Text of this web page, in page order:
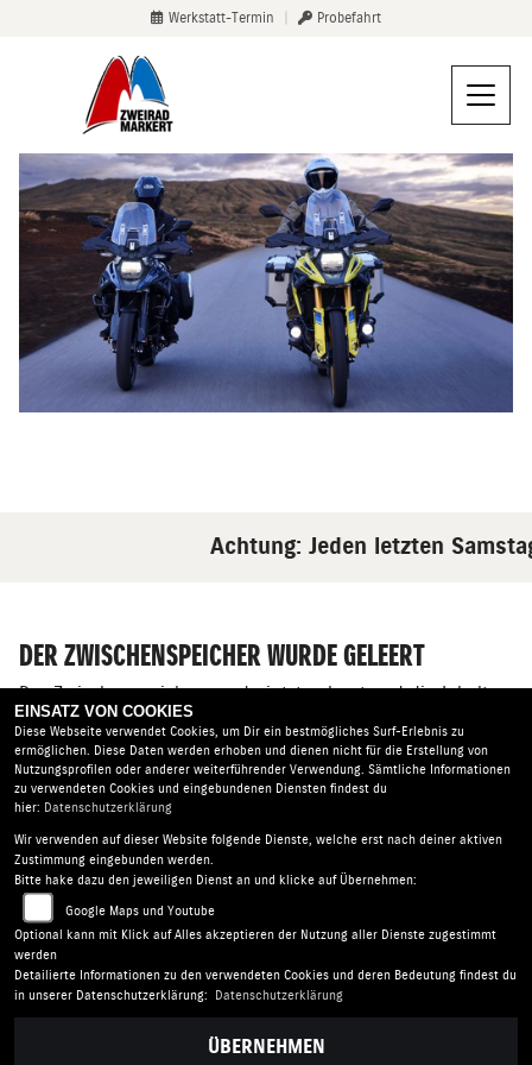
Werkstatt-Termin Probefahrt
Achtung: Jeden letzten
DER ZWISCHENSPEICHER WURDE GELEERT
Der Zwischenspeicher wurde jetzt geleert und die Inhalte
aus der Datenbank neu geladen.
Zweirad Markert |Chemnitzer Str. 24 | 09224 Chemnitz -
Grüna | Deutschland
AGB |Impressum
Barrierefreiheit |Batterieverordnung
EINSATZ VON COOKIES
Diese Webseite verwendet Cookies, um Dir ein bestmögliches Surf-Erlebnis zu
ermöglichen. Diese Daten werden erhoben und dienen nicht für die Erstellung von
Nutzungsprofilen oder anderer weiterführender Verwendung. Sämtliche Informationen
zu verwendeten Cookies und eingebundenen Diensten findest du
hier: Datenschutzerklärung
Wir verwenden auf dieser Website folgende Dienste, welche erst nach deiner aktiven
Zustimmung eingebunden werden.
Bitte hake dazu den jeweiligen Dienst an und klicke auf Übernehmen:
Google Maps und Youtube
Optional kann mit Klick auf Alles akzeptieren der Nutzung aller Dienste zugestimmt
werden
Detailierte Informationen zu den verwendeten Cookies und deren Bedeutung findest du
in unserer Datenschutzerklärung:
Datenschutzerklärung
ÜBERNEHMEN